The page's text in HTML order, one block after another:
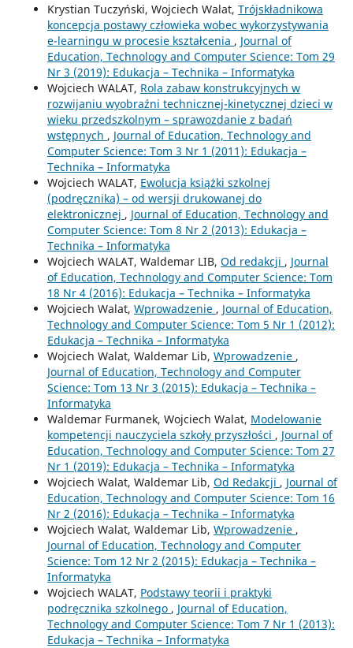
Krystian Tuczyński, Wojciech Walat, Trójskładnikowa
koncepcja postawy człowieka wobec wykorzystywania
e-learningu w procesie kształcenia , Journal of
Education, Technology and Computer Science: Tom 29
Nr 3 (2019): Edukacja – Technika – Informatyka
Wojciech WALAT, Rola zabaw konstrukcyjnych w
rozwijaniu wyobraźni technicznej-kinetycznej dzieci w
wieku przedszkolnym – sprawozdanie z badań
wstępnych , Journal of Education, Technology and
Computer Science: Tom 3 Nr 1 (2011): Edukacja –
Technika – Informatyka
Wojciech WALAT, Ewolucja książki szkolnej
(podręcznika) – od wersji drukowanej do
elektronicznej , Journal of Education, Technology and
Computer Science: Tom 8 Nr 2 (2013): Edukacja –
Technika – Informatyka
Wojciech WALAT, Waldemar LIB, Od redakcji , Journal
of Education, Technology and Computer Science: Tom
18 Nr 4 (2016): Edukacja – Technika – Informatyka
Wojciech Walat, Wprowadzenie , Journal of Education,
Technology and Computer Science: Tom 5 Nr 1 (2012):
Edukacja – Technika – Informatyka
Wojciech Walat, Waldemar Lib, Wprowadzenie ,
Journal of Education, Technology and Computer
Science: Tom 13 Nr 3 (2015): Edukacja – Technika –
Informatyka
Waldemar Furmanek, Wojciech Walat, Modelowanie
kompetencji nauczyciela szkoły przyszłości , Journal of
Education, Technology and Computer Science: Tom 27
Nr 1 (2019): Edukacja – Technika – Informatyka
Wojciech Walat, Waldemar Lib, Od Redakcji , Journal of
Education, Technology and Computer Science: Tom 16
Nr 2 (2016): Edukacja – Technika – Informatyka
Wojciech Walat, Waldemar Lib, Wprowadzenie ,
Journal of Education, Technology and Computer
Science: Tom 12 Nr 2 (2015): Edukacja – Technika –
Informatyka
Wojciech WALAT, Podstawy teorii i praktyki
podręcznika szkolnego , Journal of Education,
Technology and Computer Science: Tom 7 Nr 1 (2013):
Edukacja – Technika – Informatyka